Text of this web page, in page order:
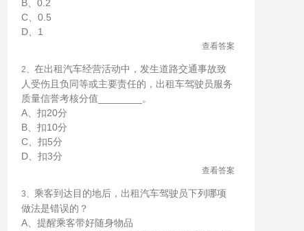
B、0.2
C、0.5
D、1
查看答案
2、 在出租汽车经营活动中，发生道路交通事故致
人受伤且负同等或主要责任的，出租车驾驶员服务
质量信誉考核分值________。
A、扣20分
B、扣10分
C、扣5分
D、扣3分
查看答案
3、 乘客到达目的地后，出租汽车驾驶员下列哪项
做法是错误的？
A、提醒乘客带好随身物品